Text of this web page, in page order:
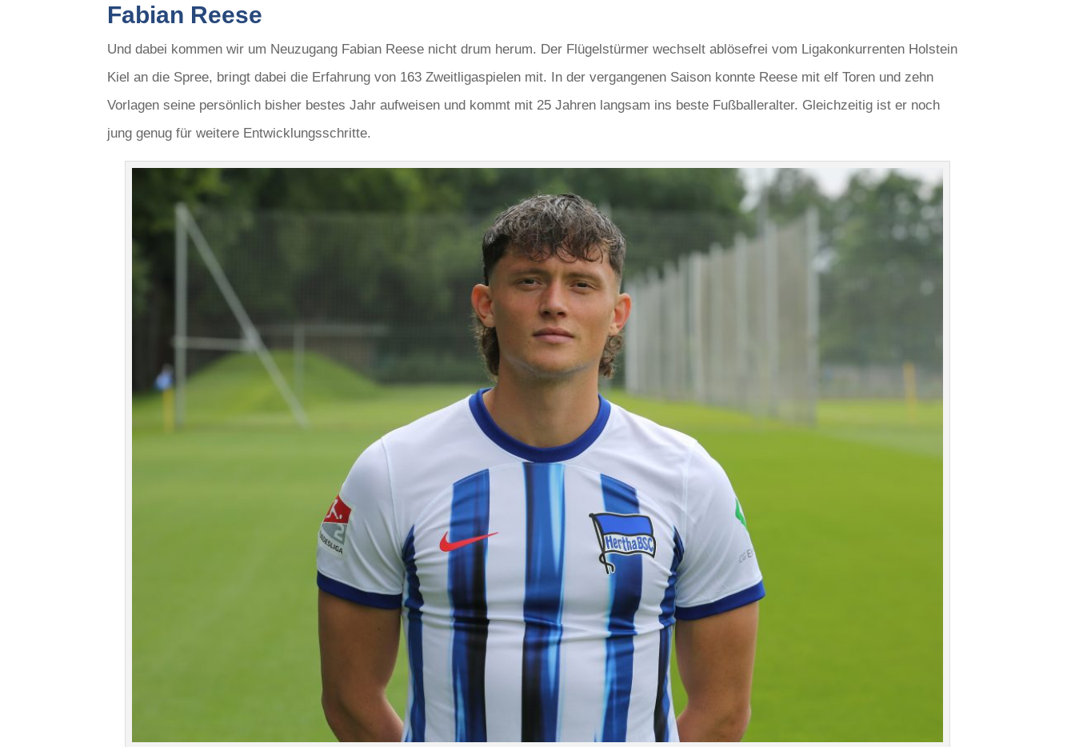
Fabian Reese
Und dabei kommen wir um Neuzugang Fabian Reese nicht drum herum. Der Flügelstürmer wechselt ablösefrei vom Ligakonkurrenten Holstein
Kiel an die Spree, bringt dabei die Erfahrung von 163 Zweitligaspielen mit. In der vergangenen Saison konnte Reese mit elf Toren und zehn
Vorlagen seine persönlich bisher bestes Jahr aufweisen und kommt mit 25 Jahren langsam ins beste Fußballeralter. Gleichzeitig ist er noch
jung genug für weitere Entwicklungsschritte.